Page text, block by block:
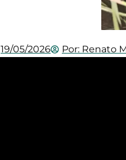
19/05/2026 Por: Renato